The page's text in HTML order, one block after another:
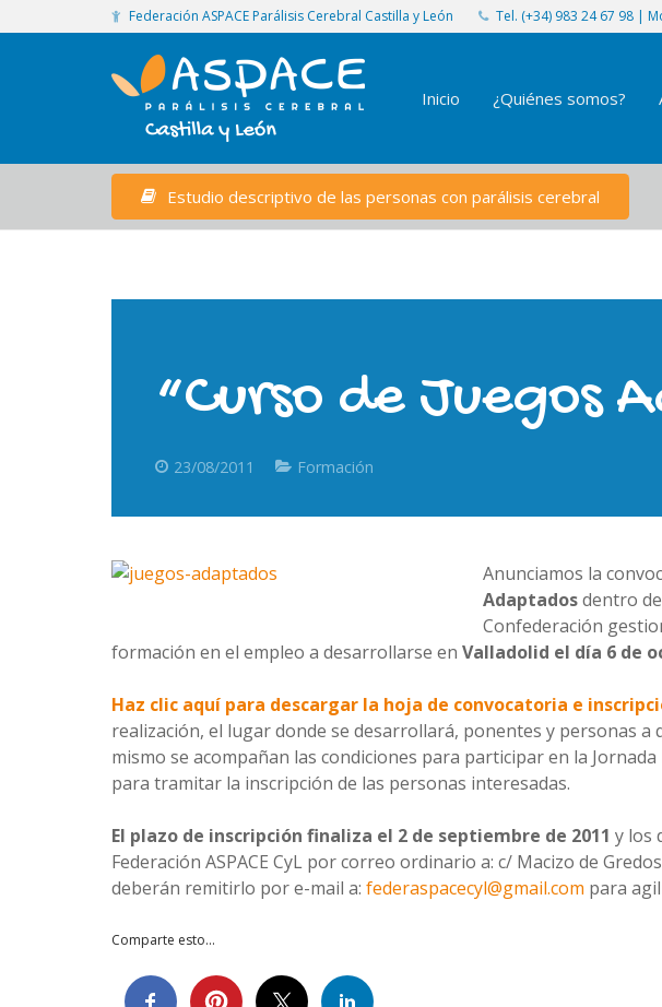
Federación ASPACE Parálisis Cerebral Castilla y León Tel. (+34) 983 24 67 98 |
Inicio ¿Quiénes somos?
Estudio descriptivo de las personas con parálisis cerebral
“Curso de Juegos
23/08/2011 Formación
Anunciamos la
Adaptadosdentro
Confederación
formación en el empleo a desarrollarse en Valladolid el día 6 de
Haz clic aquí para descargar la hoja de convocatoria e
realización, el lugar donde se desarrollará, ponentes y personas a
mismo se acompañan las condiciones para participar en la
para tramitar la inscripción de las personas interesadas.
El plazo de inscripción finaliza el 2 de septiembre de 2011 y los
Federación ASPACE CyL por correo ordinario a: c/ Macizo de
deberán remitirlo por e-mail a: federaspacecyl@gmail.com para
Comparte esto...